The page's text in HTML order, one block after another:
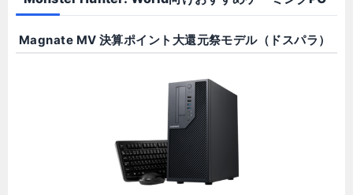
Magnate MV 決算ポイント大還元祭モデル（ドスパラ）